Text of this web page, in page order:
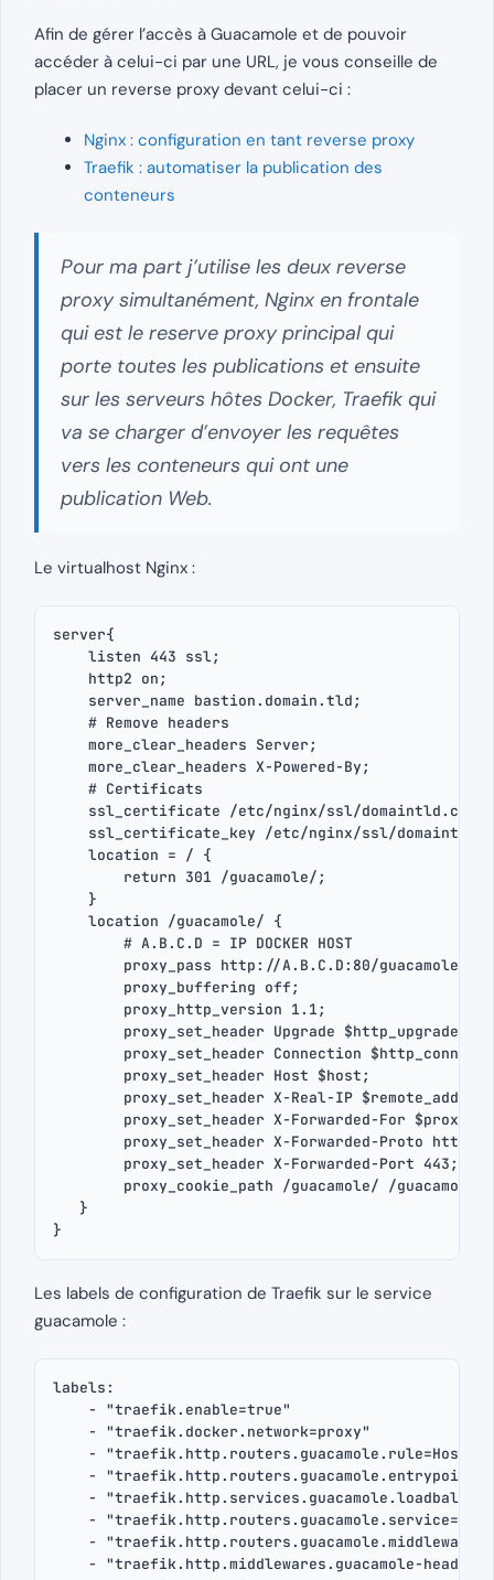
Afin de gérer l’accès à Guacamole et de pouvoir
accéder à celui-ci par une URL, je vous conseille de
placer un reverse proxy devant celui-ci :
Nginx : configuration en tant reverse proxy
Traefik : automatiser la publication des
conteneurs
Pour ma part j’utilise les deux reverse
proxy simultanément, Nginx en frontale
qui est le reserve proxy principal qui
porte toutes les publications et ensuite
sur les serveurs hôtes Docker, Traefik qui
va se charger d’envoyer les requêtes
vers les conteneurs qui ont une
publication Web.
Le virtualhost Nginx :
server{
    listen 443 ssl;
    http2 on;
    server_name bastion.domain.tld;
    # Remove headers
    more_clear_headers Server;
    more_clear_headers X-Powered-By;
    # Certificats
    ssl_certificate /etc/nginx/ssl/domaintld.crt;
ssl_certificate_key /etc/nginx/ssl/
    location = / {
        return 301 /guacamole/;
    }
    location /guacamole/ {
        # A.B.C.D = IP DOCKER HOST
        proxy_pass http://A.B.C.D:80/guacamole/;
        proxy_buffering off;
        proxy_http_version 1.1;
        proxy_set_header Upgrade $http_upgrade;
proxy_set_header Connection
        proxy_set_header Host $host;
        proxy_set_header X-Real-IP $remote_addr;
proxy_set_header X-Forwarded-For
        proxy_set_header X-Forwarded-Proto https;
        proxy_set_header X-Forwarded-Port 443;
        proxy_cookie_path /guacamole/ /guacamole/;
   }
}
Les labels de configuration de Traefik sur le service
guacamole :
labels:
    - "traefik.enable=true"
    - "traefik.docker.network=proxy"
-
-
-
-
-
- "traefik.http.middlewares.guacamole-